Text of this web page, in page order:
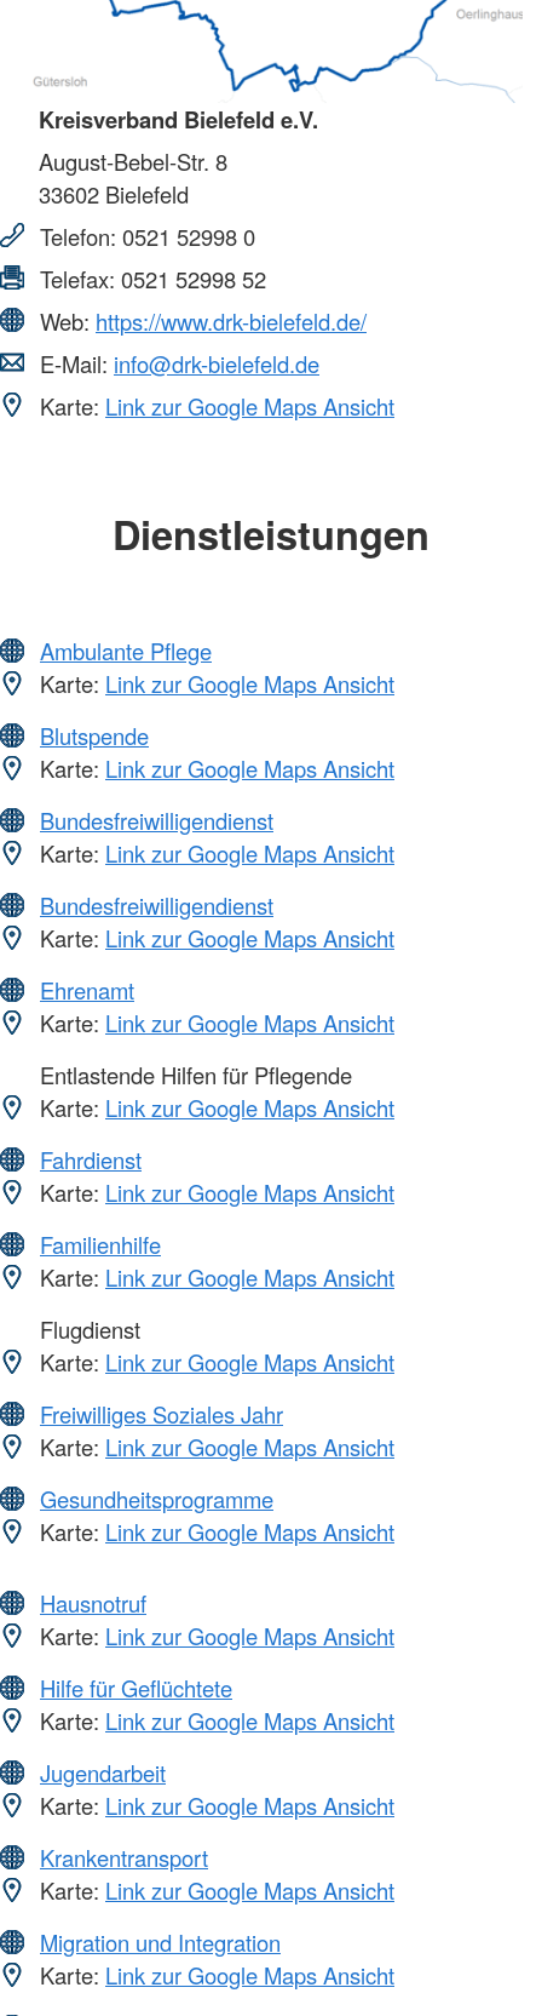
Kreisverband Bielefeld e.V.
August-Bebel-Str. 8
33602 Bielefeld
Telefon: 0521 52998 0
Telefax: 0521 52998 52
Web: https://www.drk-bielefeld.de/
E-Mail: info@drk-bielefeld.de
Karte: Link zur Google Maps Ansicht
Dienstleistungen
Ambulante Pflege
Karte: Link zur Google Maps Ansicht
Blutspende
Karte: Link zur Google Maps Ansicht
Bundesfreiwilligendienst
Karte: Link zur Google Maps Ansicht
Bundesfreiwilligendienst
Karte: Link zur Google Maps Ansicht
Ehrenamt
Karte: Link zur Google Maps Ansicht
Entlastende Hilfen für Pflegende
Karte: Link zur Google Maps Ansicht
Fahrdienst
Karte: Link zur Google Maps Ansicht
Familienhilfe
Karte: Link zur Google Maps Ansicht
Flugdienst
Karte: Link zur Google Maps Ansicht
Freiwilliges Soziales Jahr
Karte: Link zur Google Maps Ansicht
Gesundheitsprogramme
Karte: Link zur Google Maps Ansicht
Hausnotruf
Karte: Link zur Google Maps Ansicht
Hilfe für Geflüchtete
Karte: Link zur Google Maps Ansicht
Jugendarbeit
Karte: Link zur Google Maps Ansicht
Krankentransport
Karte: Link zur Google Maps Ansicht
Migration und Integration
Karte: Link zur Google Maps Ansicht